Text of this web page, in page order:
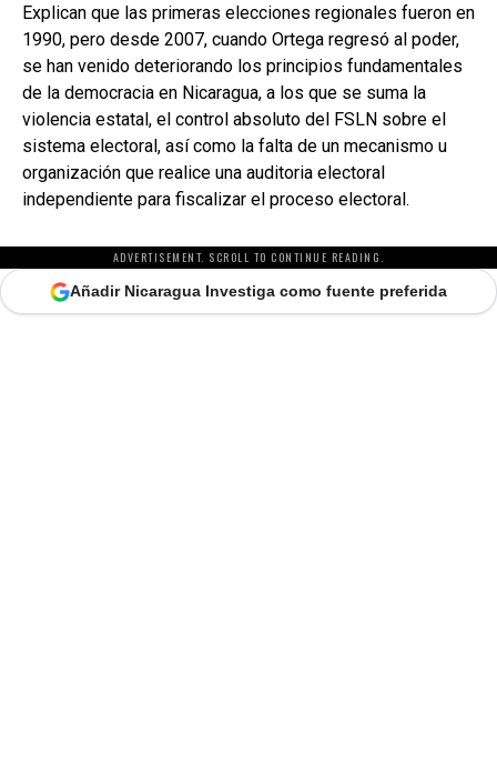
Explican que las primeras elecciones regionales fueron en
1990, pero desde 2007, cuando Ortega regresó al poder,
se han venido deteriorando los principios fundamentales
de la democracia en Nicaragua, a los que se suma la
violencia estatal, el control absoluto del FSLN sobre el
sistema electoral, así como la falta de un mecanismo u
organización que realice una auditoria electoral
independiente para fiscalizar el proceso electoral.
ADVERTISEMENT. SCROLL TO CONTINUE READING.
Añadir Nicaragua Investiga como fuente preferida